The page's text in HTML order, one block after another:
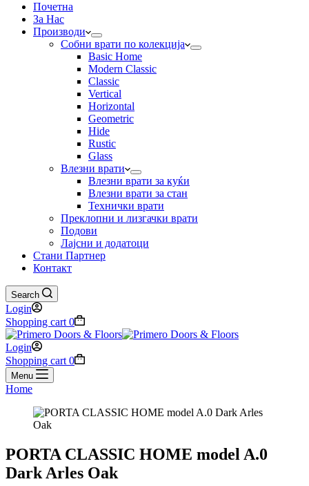
Почетна
За Нас
Производи
Собни врати по колекција
Basic Home
Modern Classic
Classic
Vertical
Horizontal
Geometric
Hide
Rustic
Glass
Влезни врати
Влезни врати за куќи
Влезни врати за стан
Технички врати
Преклопни и лизгачки врати
Подови
Лајсни и додатоци
Стани Партнер
Контакт
Search
Login
Shopping cart 0
Login
Shopping cart 0
Menu
Home
PORTA CLASSIC HOME model A.0
Dark Arles Oak